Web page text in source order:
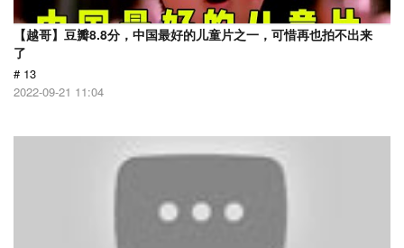
【越哥】豆瓣8.8分，中国最好的儿童片之一，可惜再也拍不出来
了
# 13
2022-09-21 11:04